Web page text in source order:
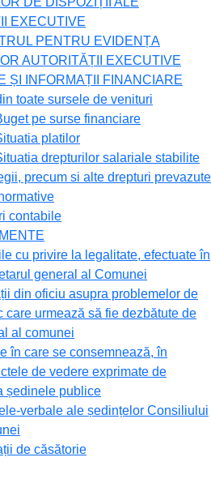
EXECUTIVE
PENTRU EVIDENȚA
AUTORITĂȚII EXECUTIVE
ȘI INFORMAȚII FINANCIARE
toate sursele de venituri
pe surse financiare
platilor
drepturilor salariale stabilite
precum si alte drepturi prevazute
contabile
cu privire la legalitate, efectuate în
general al Comunei
din oficiu asupra problemelor de
care urmează să fie dezbătute de
al comunei
în care se consemnează, în
de vedere exprimate de
ședinele publice
verbale ale ședințelor Consiliului
de căsătorie